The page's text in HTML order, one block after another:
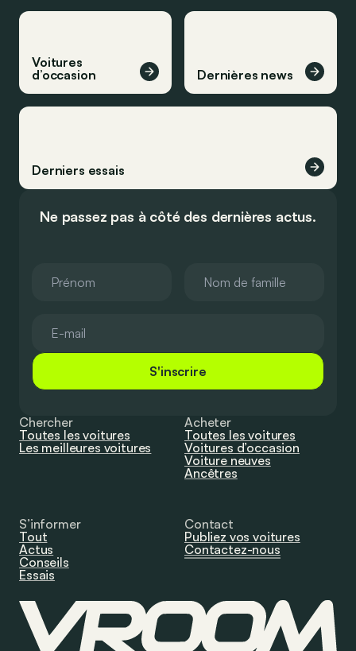
Voitures
d’occasion
Dernières news
Derniers essais
Ne passez pas à côté des dernières actus.
S'inscrire
Chercher
Toutes les voitures
Les meilleures voitures
Acheter
Toutes les voitures
Voitures d’occasion
Voiture neuves
Ancêtres
S’informer
Tout
Actus
Conseils
Essais
Contact
Publiez vos voitures
Contactez-nous